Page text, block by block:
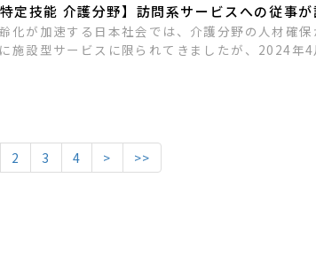
特定技能 介護分野】訪問系サービスへの従事
化が加速する日本社会では、介護分野の人材確
施設型サービスに限られてきましたが、2024年
2 3 4 > >>